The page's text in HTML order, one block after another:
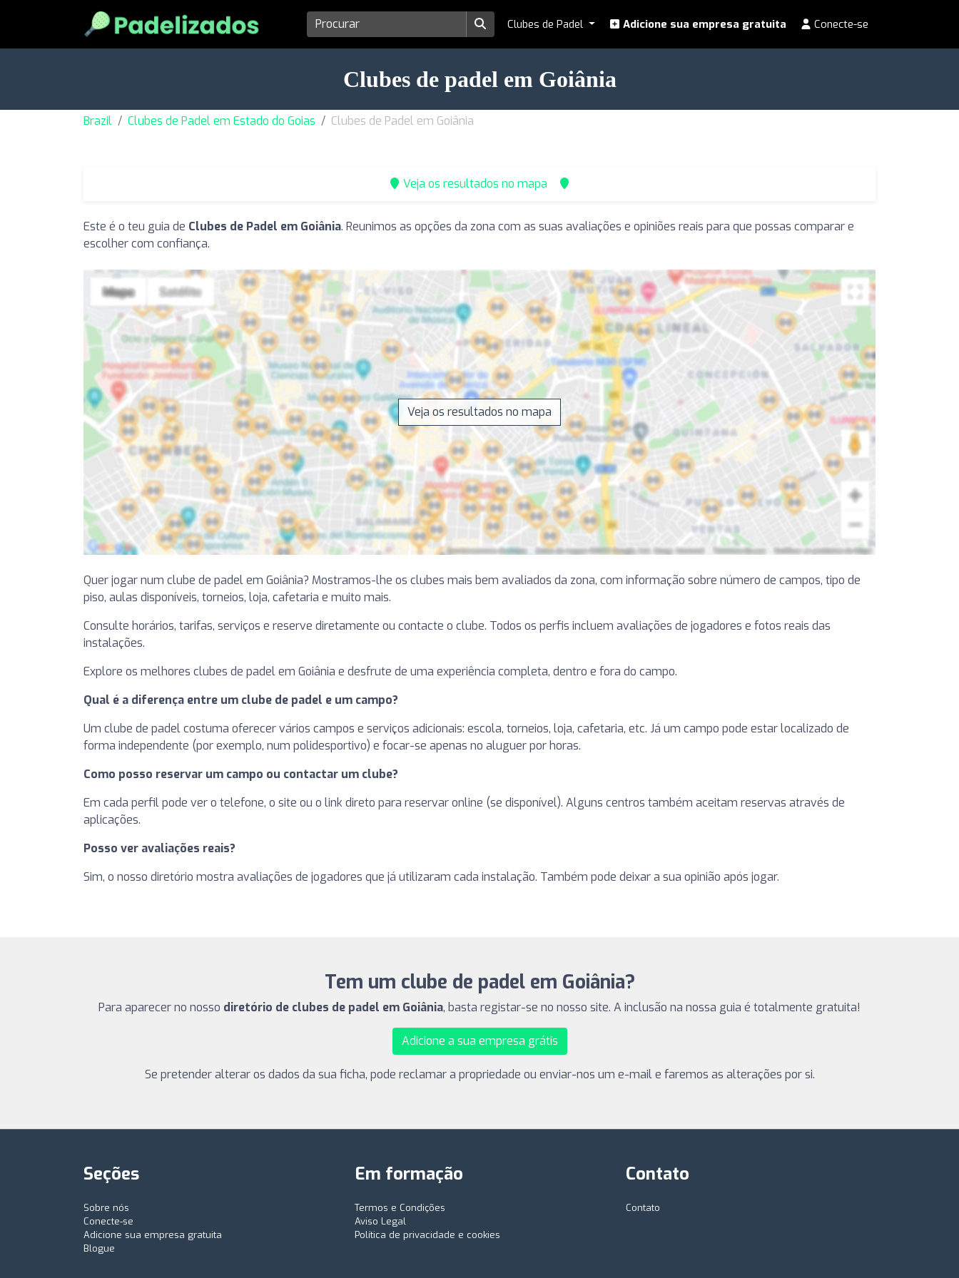
Clubes de Padel Adicione sua empresa gratuita Conecte-se
Clubes de padel em Goiânia
Brazil Clubes de Padel em Estado do Goias Clubes de Padel em Goiânia
Veja os resultados no mapa
Este é o teu guia de Clubes de Padel em Goiânia. Reunimos as opções da zona com as suas avaliações e opiniões reais para que possas comparar e
escolher com confiança.
Veja os resultados no mapa
Quer jogar num clube de padel em Goiânia? Mostramos-lhe os clubes mais bem avaliados da zona, com informação sobre número de campos, tipo de
piso, aulas disponíveis, torneios, loja, cafetaria e muito mais.
Consulte horários, tarifas, serviços e reserve diretamente ou contacte o clube. Todos os perfis incluem avaliações de jogadores e fotos reais das
instalações.
Explore os melhores clubes de padel em Goiânia e desfrute de uma experiência completa, dentro e fora do campo.
Qual é a diferença entre um clube de padel e um campo?
Um clube de padel costuma oferecer vários campos e serviços adicionais: escola, torneios, loja, cafetaria, etc. Já um campo pode estar localizado de
forma independente (por exemplo, num polidesportivo) e focar-se apenas no aluguer por horas.
Como posso reservar um campo ou contactar um clube?
Em cada perfil pode ver o telefone, o site ou o link direto para reservar online (se disponível). Alguns centros também aceitam reservas através de
aplicações.
Posso ver avaliações reais?
Sim, o nosso diretório mostra avaliações de jogadores que já utilizaram cada instalação. Também pode deixar a sua opinião após jogar.
Tem um clube de padel em Goiânia?
Para aparecer no nosso diretório de clubes de padel em Goiânia, basta registar-se no nosso site. A inclusão na nossa guia é totalmente gratuita!
Adicione a sua empresa grátis
Se pretender alterar os dados da sua ficha, pode reclamar a propriedade ou enviar-nos um e-mail e faremos as alterações por si.
Seções
Sobre nós
Conecte-se
Adicione sua empresa gratuita
Blogue
Em formação
Termos e Condições
Aviso Legal
Política de privacidade e cookies
Contato
Contato